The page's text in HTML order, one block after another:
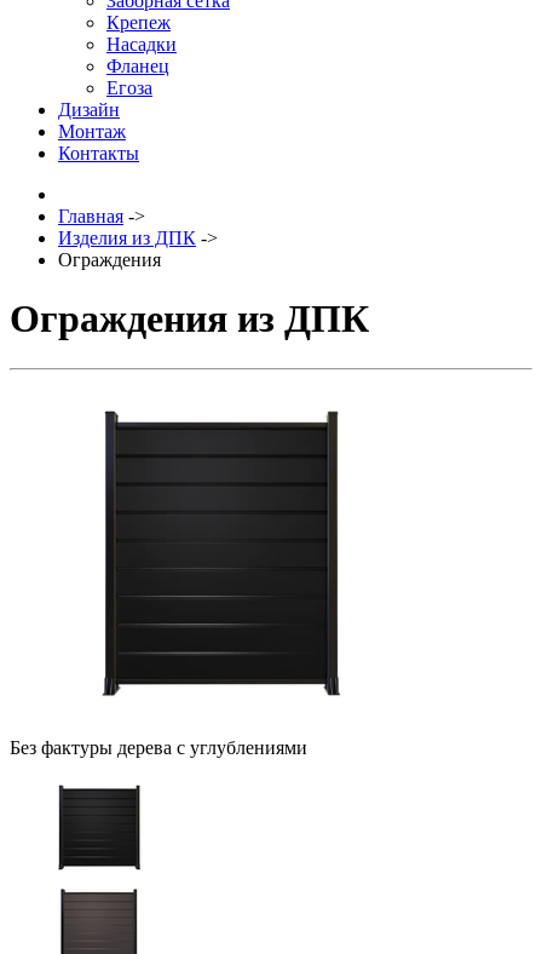
Крепеж
Насадки
Фланец
Егоза
Дизайн
Монтаж
Контакты
Главная ->
Изделия из ДПК ->
Ограждения
Ограждения из ДПК
Без фактуры дерева с углублениями